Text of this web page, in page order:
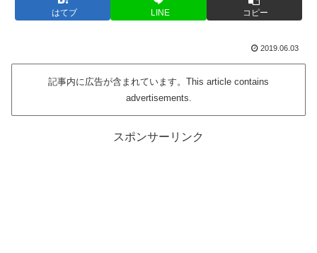
はてブ LINE コピー
2019.06.03
記事内に広告が含まれています。This article contains
advertisements.
スポンサーリンク